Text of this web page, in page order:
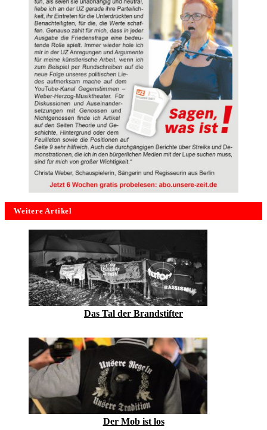
Weitere Artikel
Das Tal der Brandstifter
Der Mob ist los